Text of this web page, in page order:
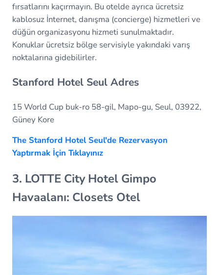
fırsatlarını kaçırmayın. Bu otelde ayrıca ücretsiz
kablosuz İnternet, danışma (concierge) hizmetleri ve
düğün organizasyonu hizmeti sunulmaktadır.
Konuklar ücretsiz bölge servisiyle yakındaki varış
noktalarına gidebilirler.
Stanford Hotel Seul Adres
15 World Cup buk-ro 58-gil, Mapo-gu, Seul, 03922,
Güney Kore
The Stanford Hotel Seul'de Rezervasyon
Yaptırmak İçin Tıklayınız
3. LOTTE City Hotel Gimpo
Havaalanı: Closets Otel